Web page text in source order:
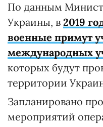
По данным
Украины, в 2019
военные примут
международных
которых будут
территории
Запланировано
мероприятий